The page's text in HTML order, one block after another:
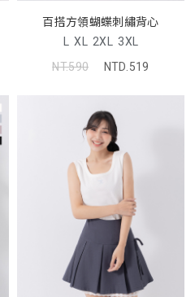
百搭方領蝴蝶刺繡背心
L XL 2XL 3XL
NT.590
NTD.519